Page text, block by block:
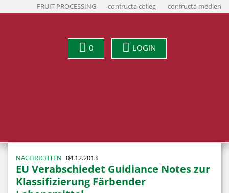
FRUIT PROCESSING confructa colleg confructa medien
0 LOGIN
NACHRICHTEN 04.12.2013
EU Verabschiedet Guidiance Notes zur
Klassifizierung Färbender